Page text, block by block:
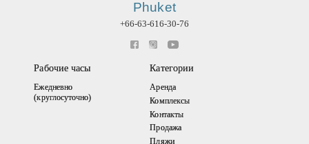
+66-63-616-30-76
Рабочие часы
Ежедневно
(круглосуточно)
Категории
Аренда
Комплексы
Контакты
Продажа
Пляжи